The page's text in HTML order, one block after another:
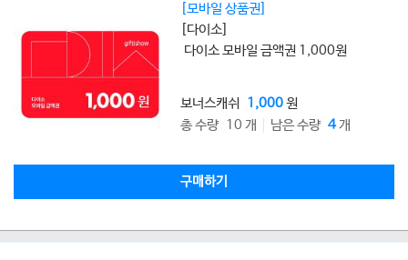
[모바일 상품권]
[다이소]
다이소 모바일 금액권 1,000원
보너스캐쉬 1,000원
총 수량 10 개
남은 수량 4개
구매하기